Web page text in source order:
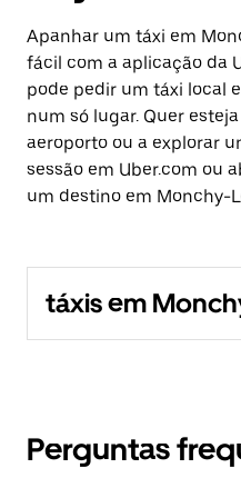
Apanhar um táxi em
fácil com a aplicação da
pode pedir um táxi local
num só lugar. Quer
aeroporto ou a explorar
sessão em Uber.com ou
um destino em Monchy-
táxis em
Perguntas